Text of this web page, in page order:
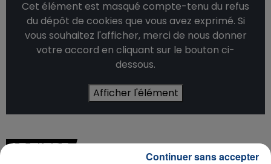
Cet élément est masqué compte-tenu du refus
du dépôt de cookies que vous avez exprimé. Si
vous souhaitez l'afficher, merci de nous donner
votre accord en cliquant sur le bouton ci-
dessous.
Afficher l'élément
LE TITRE Continuer sans accepter